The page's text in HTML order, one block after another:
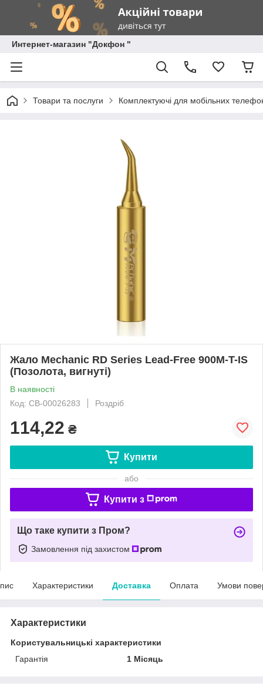
Интернет-магазин "Докфон "
Товари та послуги Комплектуючі для мобільних
Жало Mechanic RD Series Lead-Free 900M-T-IS
(Позолота, вигнуті)
В наявності
Код: CB-00026283
Роздріб
114,22 ₴
Купити
або
Купити з
Що таке купити з Пром?
Замовлення під захистом
Характеристики Доставка Оплата Умови
Характеристики
Користувальницькі характеристики
Гарантія
1 Місяць